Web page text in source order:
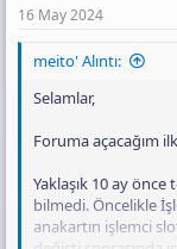
16 May 2024
meito' Alıntı:
Selamlar,
Foruma açacağım
Yaklaşık 10 ay
bilmedi. Öncelikle
anakartın işlemci